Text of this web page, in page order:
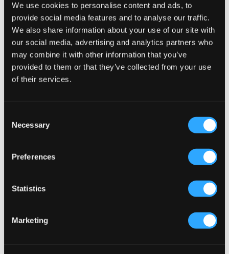
We use cookies to personalise content and ads, to
provide social media features and to analyse our traffic.
We also share information about your use of our site with
our social media, advertising and analytics partners who
may combine it with other information that you’ve
provided to them or that they’ve collected from your use
of their services.
Selection
Necessary
Preferences
Statistics
Marketing
RYVLS
STHLM SHORT TRENCH
119,50 zł239 zł
Tommy Hilfiger
ESSENTIAL LONG DOWN JACKET
499,50 zł999 zł